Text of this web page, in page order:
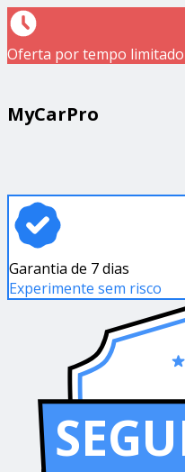
Oferta por tempo limitado
MyCarPro
Garantia de 7 dias
Experimente sem risco